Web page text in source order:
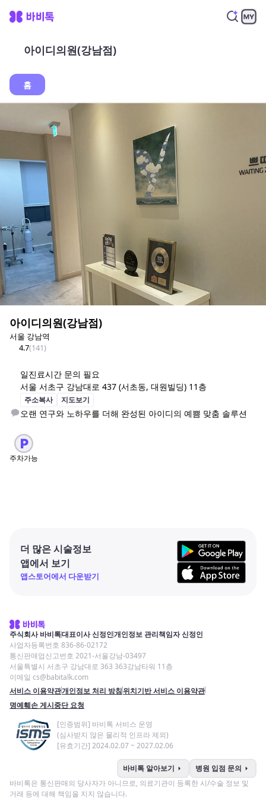
아이디의원(강남점)
홈
아이디의원(강남점)
서울 강남역
4.7(141)
일진료시간 문의 필요
서울 서초구 강남대로 437 (서초동, 대원빌딩) 11층
주소복사 지도보기
오랜 연구와 노하우를 더해 완성된 아이디의 예쁨 맞춤 솔루션
주차가능
더 많은 시술정보
앱에서 보기
앱스토어에서 다운받기
주식회사 바비톡대표이사 신정인개인정보 관리책임자 신정인
사업자등록번호 836-86-02172
통신판매업신고번호 2021-서울강남-03497
서울특별시 서초구 강남대로 363 363강남타워 11층
이메일 cs@babitalk.com
서비스 이용약관개인정보 처리 방침위치기반 서비스 이용약관
명예훼손 게시중단 요청
[인증범위] 바비톡 서비스 운영
(심사받지 않은 물리적 인프라 제외)
[유효기간] 2024.02.07 ~ 2027.02.06
바비톡 알아보기 arrow_right 병원 입점 문의 arrow_right
바비톡은 통신판매의 당사자가 아니므로, 의료기관이 등록한 시/수술 정보 및
거래 등에 대해 책임을 지지 않습니다.